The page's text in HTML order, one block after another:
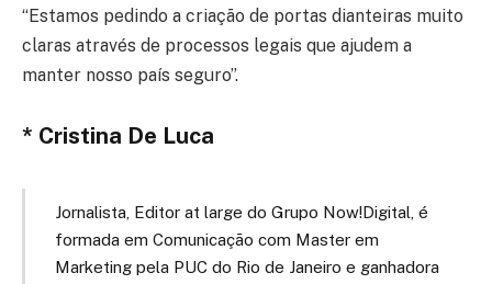
“Estamos pedindo a criação de portas dianteiras muito
claras através de processos legais que ajudem a
manter nosso país seguro”.
* Cristina De Luca
Jornalista, Editor at large do Grupo Now!Digital, é
formada em Comunicação com Master em
Marketing pela PUC do Rio de Janeiro e ganhadora